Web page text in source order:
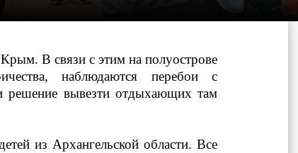
В связи с этим на полуострове
наблюдаются перебои с
решение вывезти отдыхающих там
из Архангельской области. Все